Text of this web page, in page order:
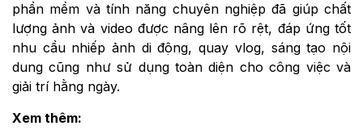
phần mềm và tính năng chuyên nghiệp đã giúp chất
lượng ảnh và video được nâng lên rõ rệt, đáp ứng tốt
nhu cầu nhiếp ảnh di động, quay vlog, sáng tạo nội
dung cũng như sử dụng toàn diện cho công việc và
giải trí hằng ngày.
Xem thêm: